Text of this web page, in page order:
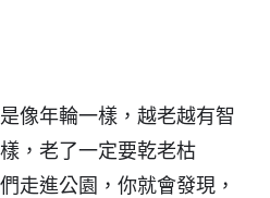
像年輪一樣，越老越有智
，老了一定要乾老枯
走進公園，你就會發現，